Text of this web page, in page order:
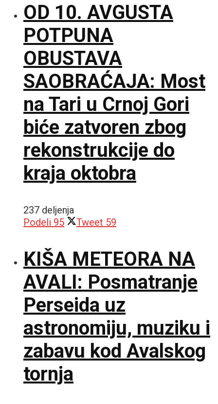
OD 10. AVGUSTA
POTPUNA
OBUSTAVA
SAOBRAĆAJA: Most
na Tari u Crnoj Gori
biće zatvoren zbog
rekonstrukcije do
kraja oktobra
237 deljenja
Podeli 95 Tweet 59
KIŠA METEORA NA
AVALI: Posmatranje
Perseida uz
astronomiju, muziku i
zabavu kod Avalskog
tornja